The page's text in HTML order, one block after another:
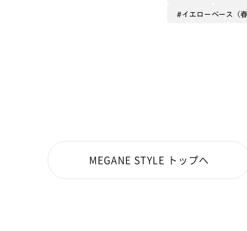
イエローベース（春
MEGANE STYLE トップへ